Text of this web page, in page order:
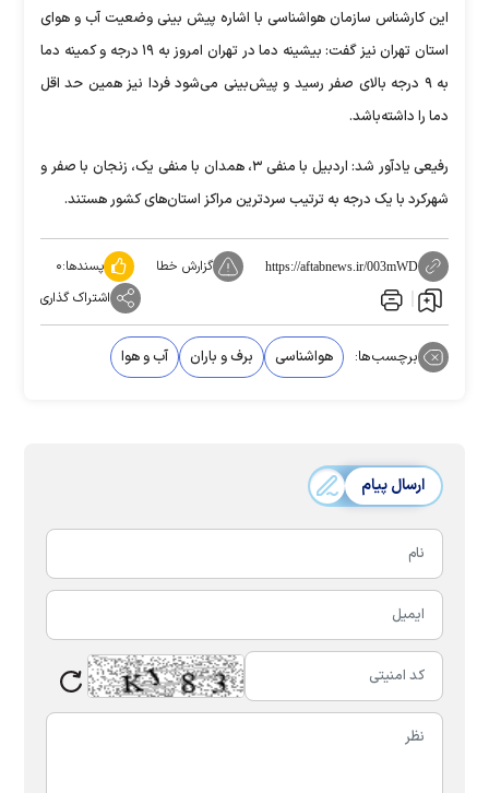
این کارشناس سازمان هواشناسی با اشاره پیش بینی وضعیت آب و هوای
استان تهران نیز گفت: بیشینه دما در تهران امروز به ۱۹ درجه و کمینه دما
به ۹ درجه بالای صفر رسید و پیش‌بینی می‌شود فردا نیز همین حد اقل
دما را داشته‌باشد.
رفیعی یادآور شد: اردبیل با منفی ۳، همدان با منفی یک، زنجان با صفر و
شهرکرد با یک درجه به ترتیب سردترین مراکز استان‌های کشور هستند.
https://aftabnews.ir/003mWD گزارش خطا پسندها:۰
اشتراک گذاری
برچسب‌ها: هواشناسی برف و باران آب و هوا
ارسال پیام